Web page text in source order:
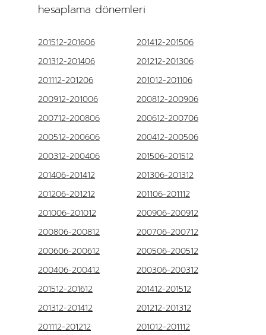
hesaplama dönemleri
201512-201606
201412-201506
201312-201406
201212-201306
201112-201206
201012-201106
200912-201006
200812-200906
200712-200806
200612-200706
200512-200606
200412-200506
200312-200406
201506-201512
201406-201412
201306-201312
201206-201212
201106-201112
201006-201012
200906-200912
200806-200812
200706-200712
200606-200612
200506-200512
200406-200412
200306-200312
201512-201612
201412-201512
201312-201412
201212-201312
201112-201212
201012-201112